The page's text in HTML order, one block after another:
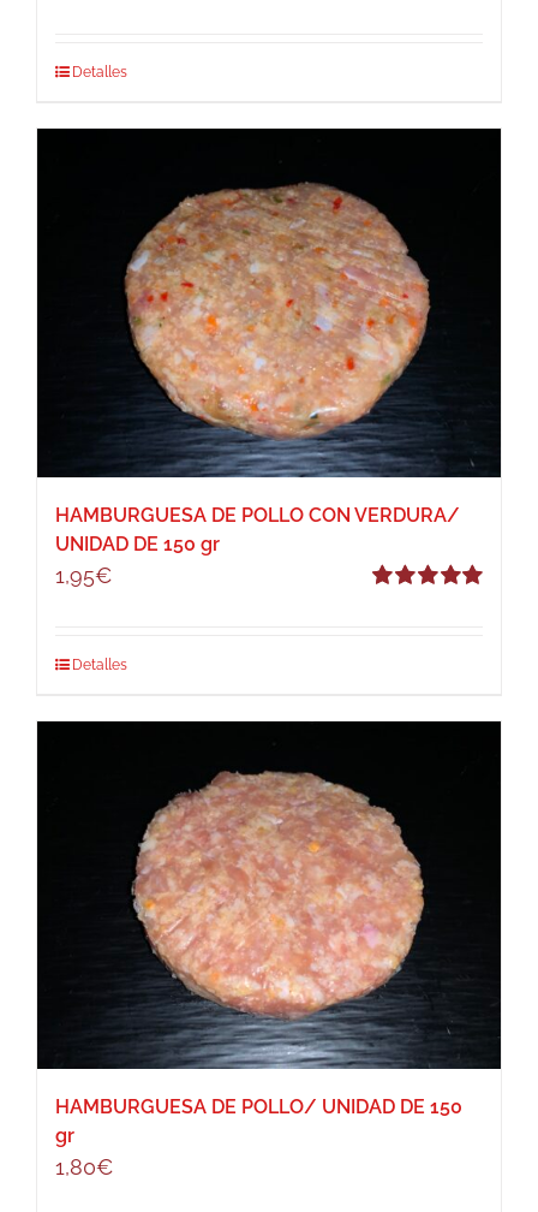
Detalles
HAMBURGUESA DE POLLO CON VERDURA/
UNIDAD DE 150 gr
1,95€
Detalles
HAMBURGUESA DE POLLO/ UNIDAD DE 150
gr
1,80€